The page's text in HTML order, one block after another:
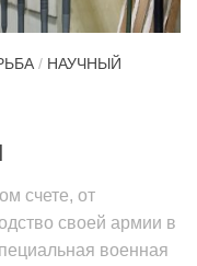
/ НАУЧНЫЙ
счете, от
своей армии в
военная